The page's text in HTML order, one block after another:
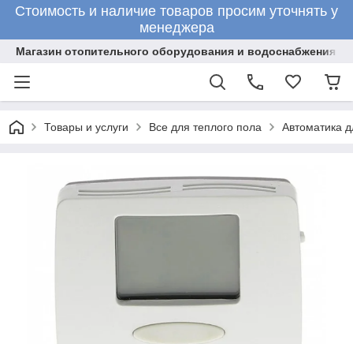
Стоимость и наличие товаров просим уточнять у
менеджера
Магазин отопительного оборудования и водоснабжения
Товары и услуги Все для теплого пола Автоматика